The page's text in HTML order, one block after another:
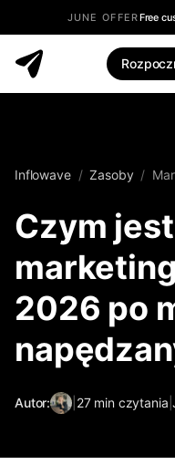
JUNE OFFERFree
Inflowave / Zasoby /
Czym
2026 po
Autor: 27 min czytania |